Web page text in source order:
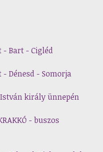
- Bart - Cigléd
Dénesd - Somorja
király ünnepén
- buszos